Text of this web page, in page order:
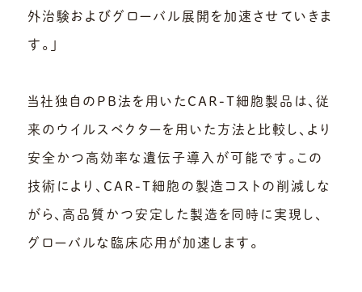
外治験およびグローバル展開を加速させていきま
す。」
当社独自のPB法を用いたCAR-T細胞製品は、従
来のウイルスベクターを用いた方法と比較し、より
安全かつ高効率な遺伝子導入が可能です。この
技術により、CAR-T細胞の製造コストの削減しな
がら、高品質かつ安定した製造を同時に実現し、
グローバルな臨床応用が加速します。